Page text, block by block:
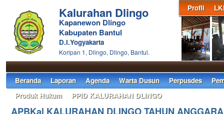
Profil
Kalurahan Dlingo
Kapanewon Dlingo
Kabupaten Bantul
D.I.Yogyakarta
Koripan 1, Dlingo, Dlingo, Bantul.
Beranda Laporan Agenda Warta Dusun Perpusdes
Produk Hukum
PPID KALURAHAN DLINGO
APBKal KALURAHAN DLINGO TAHUN